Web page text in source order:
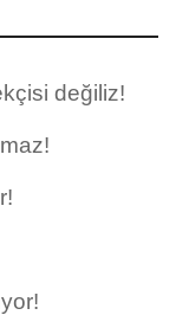
değiliz!